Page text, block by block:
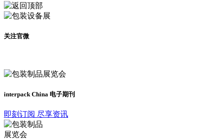
关注官微
interpack China 电子期刊
即刻订阅 尽享资讯